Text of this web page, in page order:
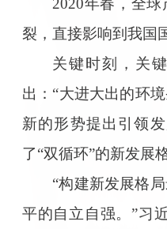
裂，直接影响到我国
关键时刻，关
出：“大进大出的环
新的形势提出引领
了“双循环”的新发展
“构建新发展格
平的自立自强。”习